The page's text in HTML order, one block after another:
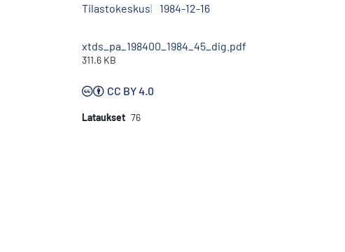
Tilastokeskus 1984-12-16
xtds_pa_198400_1984_45_dig.pdf
311.6 KB
CC BY 4.0
Lataukset 76